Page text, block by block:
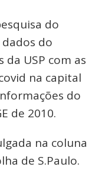
do
do
USP com as
na capital
do
de 2010.
na coluna
de S.Paulo.